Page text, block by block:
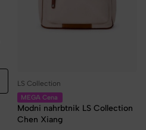
LS Collection
MEGA Cena
Modni nahrbtnik LS Collection
Chen Xiang